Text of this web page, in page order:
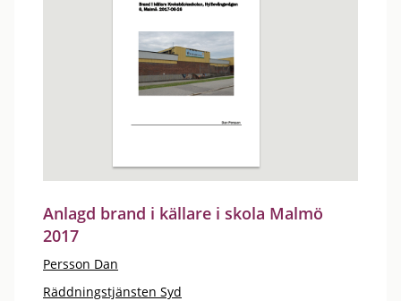
Anlagd brand i källare i skola Malmö
2017
Persson Dan
Räddningstjänsten Syd